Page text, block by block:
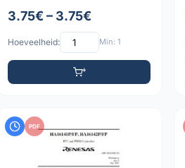
3.75€ – 3.75€
Hoeveelheid: Min: 1
PDF